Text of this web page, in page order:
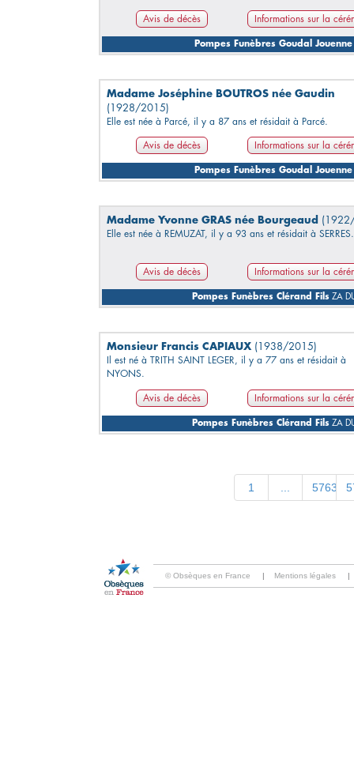
Avis de décès Informations sur la
Pompes Funèbres Goudal Jouenne
Madame Joséphine BOUTROS née Gaudin
(1928/2015)
Elle est née à Parcé, il y a 87 ans et résidait à Parcé.
Avis de décès Informations sur la
Pompes Funèbres Goudal Jouenne
Madame Yvonne GRAS née Bourgeaud
Elle est née à REMUZAT, il y a 93 ans et résidait à SERRES.
Avis de décès Informations sur la
Pompes Funèbres Clérand Fils ZA
Monsieur Francis CAPIAUX (1938/2015)
Il est né à TRITH SAINT LEGER, il y a 77 ans et résidait à
NYONS.
Avis de décès Informations sur la
Pompes Funèbres Clérand Fils ZA
1 5763
© Obsèques en France | Mentions légales |